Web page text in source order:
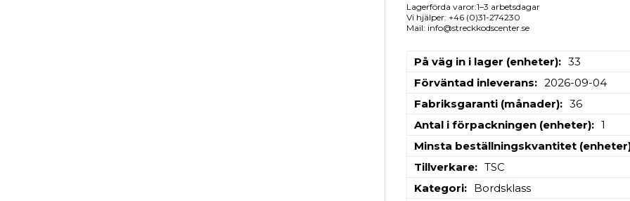
Lagerförda varor:1–3 arbetsdagar
Vi hjälper: +46 (0)31-274230
Mail: info@streckkodscenter.se
På väg in i lager (enheter)
33
Förväntad inleverans
2026-09-04
Fabriksgaranti (månader)
36
Antal i förpackningen (enheter)
1
Minsta beställningskvantitet
Tillverkare
TSC
Kategori
Bordsklass